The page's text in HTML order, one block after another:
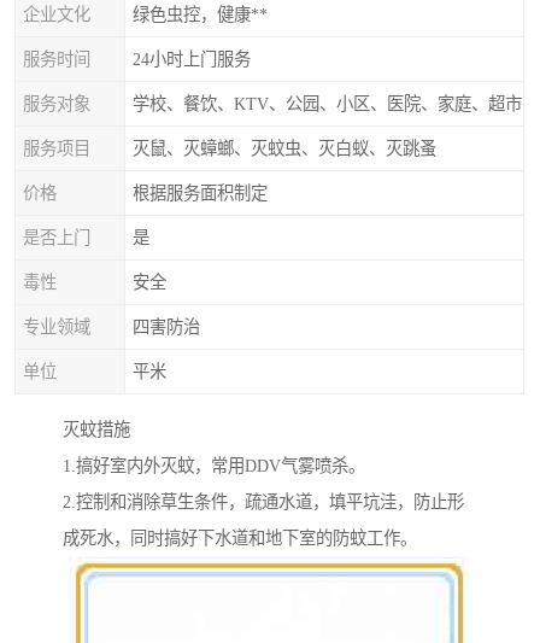
企业文化 绿色虫控，健康**
服务时间 24小时上门服务
服务对象 学校、餐饮、KTV、公园、小区、医院、家庭、超市
服务项目 灭鼠、灭蟑螂、灭蚊虫、灭白蚁、灭跳蚤
价格 根据服务面积制定
是否上门 是
毒性 安全
专业领域 四害防治
单位 平米
灭蚊措施
1.搞好室内外灭蚊，常用DDV气雾喷杀。
2.控制和消除草生条件，疏通水道，填平坑洼，防止形
成死水，同时搞好下水道和地下室的防蚊工作。